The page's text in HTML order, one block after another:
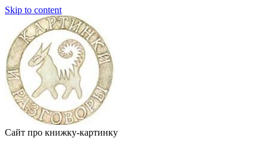
Skip to content
Сайт про книжку-картинку